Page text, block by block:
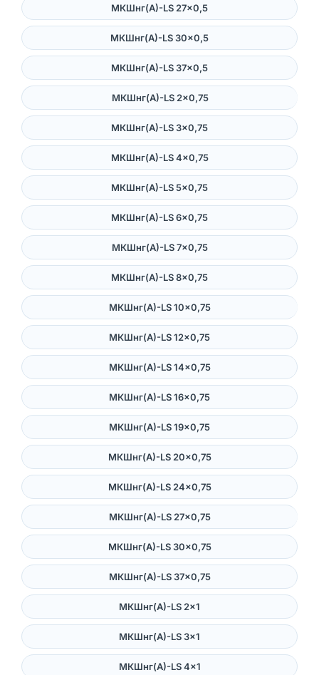
МКШнг(А)-LS 27×0,5
МКШнг(А)-LS 30×0,5
МКШнг(А)-LS 37×0,5
МКШнг(А)-LS 2×0,75
МКШнг(А)-LS 3×0,75
МКШнг(А)-LS 4×0,75
МКШнг(А)-LS 5×0,75
МКШнг(А)-LS 6×0,75
МКШнг(А)-LS 7×0,75
МКШнг(А)-LS 8×0,75
МКШнг(А)-LS 10×0,75
МКШнг(А)-LS 12×0,75
МКШнг(А)-LS 14×0,75
МКШнг(А)-LS 16×0,75
МКШнг(А)-LS 19×0,75
МКШнг(А)-LS 20×0,75
МКШнг(А)-LS 24×0,75
МКШнг(А)-LS 27×0,75
МКШнг(А)-LS 30×0,75
МКШнг(А)-LS 37×0,75
МКШнг(А)-LS 2×1
МКШнг(А)-LS 3×1
МКШнг(А)-LS 4×1